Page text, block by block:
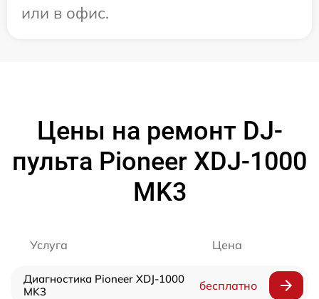
или в офис.
Цены на ремонт DJ-
пульта Pioneer XDJ-1000
MK3
Услуга Цена
Диагностика Pioneer XDJ-1000
MK3
бесплатно